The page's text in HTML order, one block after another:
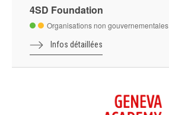
4SD Foundation
Organisations non gouvernementales
Infos détaillées